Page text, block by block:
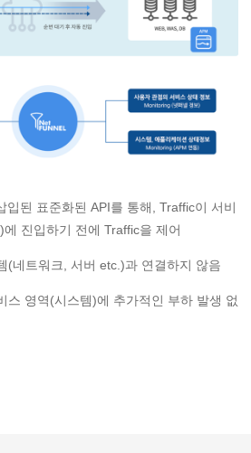
입된 표준화된 API를 통해, Traffic이 서비
진입하기 전에 Traffic을 제어
(네트워크, 서버 etc.)과 연결하지 않음
스 영역(시스템)에 추가적인 부하 발생 없